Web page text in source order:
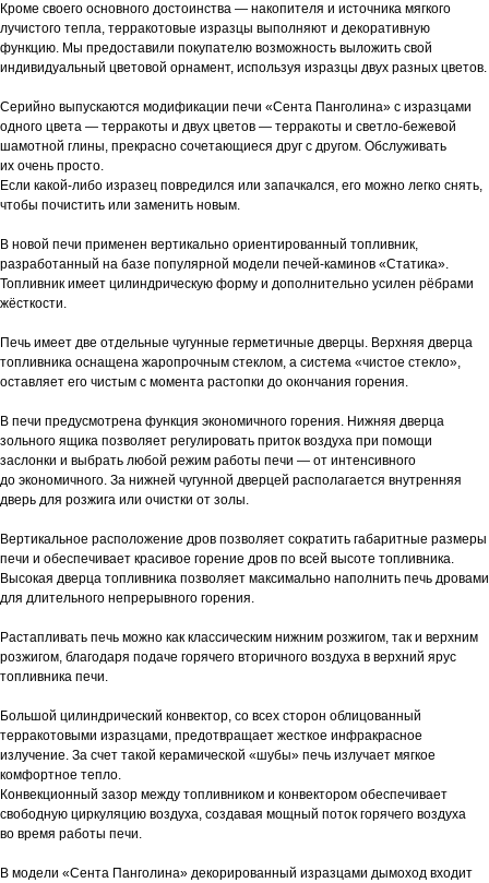
Кроме своего основного достоинства — накопителя и источника мягкого
лучистого тепла, терракотовые изразцы выполняют и декоративную
функцию. Мы предоставили покупателю возможность выложить свой
индивидуальный цветовой орнамент, используя изразцы двух разных цветов.
Серийно выпускаются модификации печи «Сента Панголина» с изразцами
одного цвета — терракоты и двух цветов — терракоты и светло-бежевой
шамотной глины, прекрасно сочетающиеся друг с другом. Обслуживать
их очень просто.
Если какой-либо изразец повредился или запачкался, его можно легко снять,
чтобы почистить или заменить новым.
В новой печи применен вертикально ориентированный топливник,
разработанный на базе популярной модели печей-каминов «Статика».
Топливник имеет цилиндрическую форму и дополнительно усилен рёбрами
жёсткости.
Печь имеет две отдельные чугунные герметичные дверцы. Верхняя дверца
топливника оснащена жаропрочным стеклом, а система «чистое стекло»,
оставляет его чистым с момента растопки до окончания горения.
В печи предусмотрена функция экономичного горения. Нижняя дверца
зольного ящика позволяет регулировать приток воздуха при помощи
заслонки и выбрать любой режим работы печи — от интенсивного
до экономичного. За нижней чугунной дверцей располагается внутренняя
дверь для розжига или очистки от золы.
Вертикальное расположение дров позволяет сократить габаритные размеры
печи и обеспечивает красивое горение дров по всей высоте топливника.
Высокая дверца топливника позволяет максимально наполнить печь дровами
для длительного непрерывного горения.
Растапливать печь можно как классическим нижним розжигом, так и верхним
розжигом, благодаря подаче горячего вторичного воздуха в верхний ярус
топливника печи.
Большой цилиндрический конвектор, со всех сторон облицованный
терракотовыми изразцами, предотвращает жесткое инфракрасное
излучение. За счет такой керамической «шубы» печь излучает мягкое
комфортное тепло.
Конвекционный зазор между топливником и конвектором обеспечивает
свободную циркуляцию воздуха, создавая мощный поток горячего воздуха
во время работы печи.
В модели «Сента Панголина» декорированный изразцами дымоход входит